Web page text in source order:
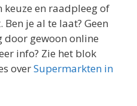
keuze en raadpleeg of
je al te laat? Geen
door gewoon online
info? Zie het blok
overSupermarkten in